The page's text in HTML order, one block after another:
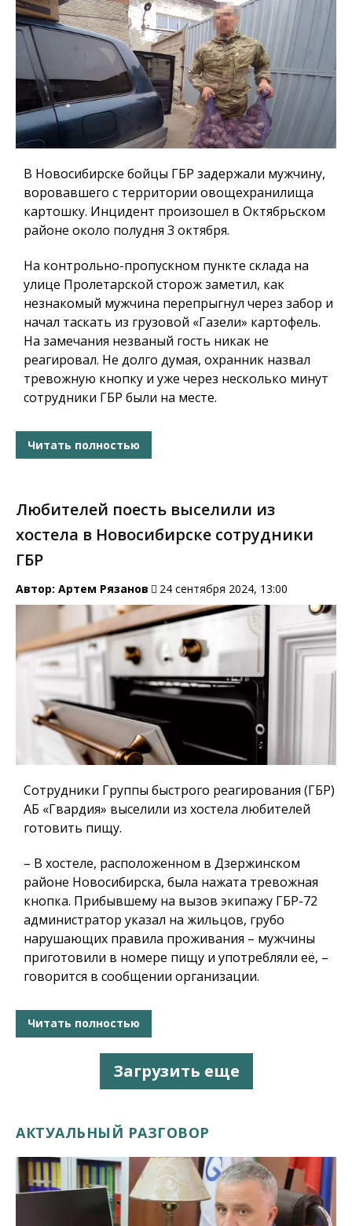
В Новосибирске бойцы ГБР задержали мужчину,
воровавшего с территории овощехранилища
картошку. Инцидент произошел в Октябрьском
районе около полудня 3 октября.
На контрольно-пропускном пункте склада на
улице Пролетарской сторож заметил, как
незнакомый мужчина перепрыгнул через забор и
начал таскать из грузовой «Газели» картофель.
На замечания незваный гость никак не
реагировал. Не долго думая, охранник назвал
тревожную кнопку и уже через несколько минут
сотрудники ГБР были на месте.
Читать полностью
Любителей поесть выселили из
хостела в Новосибирске сотрудники
ГБР
Автор: Артем Рязанов 24 сентября 2024, 13:00
Сотрудники Группы быстрого реагирования (ГБР)
АБ «Гвардия» выселили из хостела любителей
готовить пищу.
– В хостеле, расположенном в Дзержинском
районе Новосибирска, была нажата тревожная
кнопка. Прибывшему на вызов экипажу ГБР-72
администратор указал на жильцов, грубо
нарушающих правила проживания – мужчины
приготовили в номере пищу и употребляли её, –
говорится в сообщении организации.
Читать полностью
Загрузить еще
АКТУАЛЬНЫЙ РАЗГОВОР